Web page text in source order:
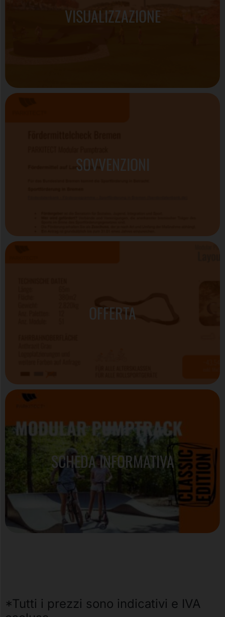
VISUALIZZAZIONE
SOVVENZIONI
OFFERTA
SCHEDA INFORMATIVA
*Tutti i prezzi sono indicativi e IVA